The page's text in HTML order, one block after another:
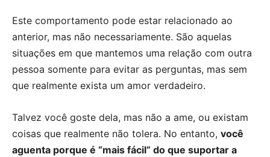
Este comportamento pode estar relacionado ao
anterior, mas não necessariamente. São aquelas
situações em que mantemos uma relação com outra
pessoa somente para evitar as perguntas, mas sem
que realmente exista um amor verdadeiro.
Talvez você goste dela, mas não a ame, ou existam
coisas que realmente não tolera. No entanto, você
aguenta porque é “mais fácil” do que suportar a